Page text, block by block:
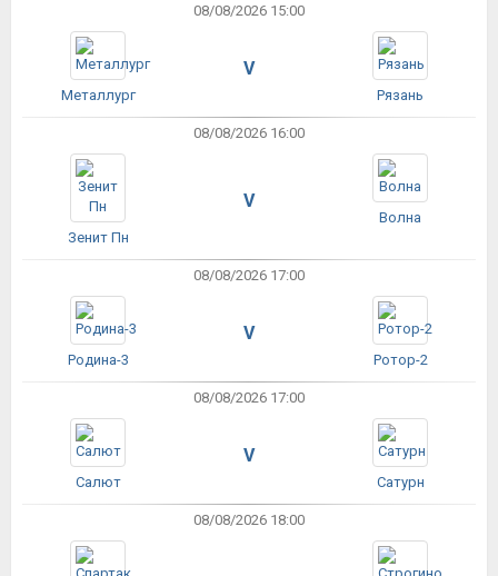
08/08/2026 15:00
Металлург
V
Рязань
08/08/2026 16:00
Зенит Пн
V
Волна
08/08/2026 17:00
Родина-3
V
Ротор-2
08/08/2026 17:00
Салют
V
Сатурн
08/08/2026 18:00